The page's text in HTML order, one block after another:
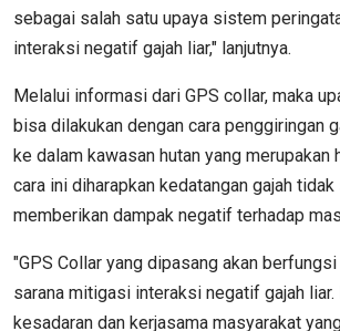
sebagai salah satu upaya sistem
interaksi negatif gajah liar," lanjutnya.
Melalui informasi dari GPS collar, maka
bisa dilakukan dengan cara penggiringan
ke dalam kawasan hutan yang merupakan
cara ini diharapkan kedatangan gajah
memberikan dampak negatif terhadap
"GPS Collar yang dipasang akan
sarana mitigasi interaksi negatif gajah liar.
kesadaran dan kerjasama masyarakat